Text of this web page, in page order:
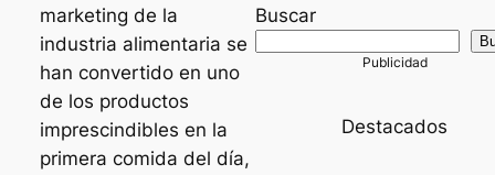
marketing de la
industria alimentaria se
han convertido en uno
de los productos
imprescindibles en la
primera comida del día,
Buscar
Destacados